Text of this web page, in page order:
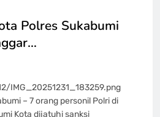
Polres Sukabumi
IMG_20251231_183259.png
– 7 orang personil Polri di
Kota dijatuhi sanksi